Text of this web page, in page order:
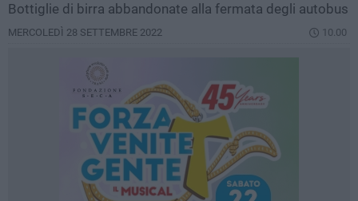
Bottiglie di birra abbandonate alla fermata degli autobus
MERCOLEDÌ 28 SETTEMBRE 2022 10.00